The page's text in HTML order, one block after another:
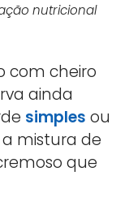
nutricional
com cheiro
ainda
simples ou
mistura de
que